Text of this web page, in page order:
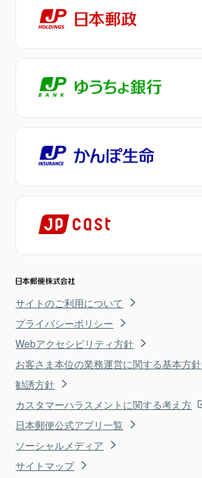
サイトのご利用について
プライバシーポリシー
Webアクセシビリティ方針
お客さま本位の業務運営に関する基本方針
勧誘方針
カスタマーハラスメントに関する考え方
日本郵便公式アプリ一覧
ソーシャルメディア
サイトマップ